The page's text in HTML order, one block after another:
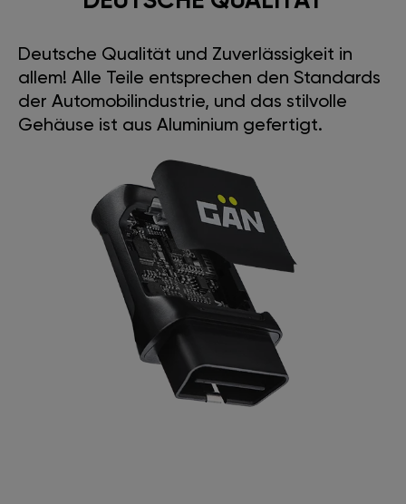
Deutsche Qualität und Zuverlässigkeit in
allem! Alle Teile entsprechen den Standards
der Automobilindustrie, und das stilvolle
Gehäuse ist aus Aluminium gefertigt.